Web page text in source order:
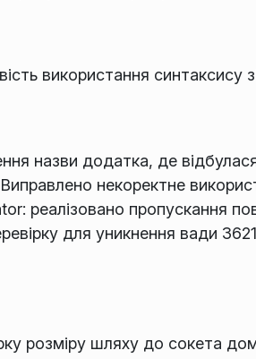
використання
назви додатка, де
некоректне
реалізовано пропускання
для уникнення вади
розміру шляху до сокета